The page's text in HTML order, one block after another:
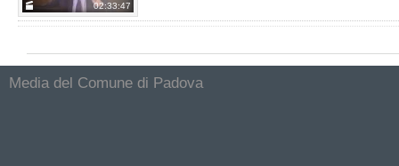
02:33:47
SEDUTA DEL 21/03/22
Seduta del 21/03/22
Media del Comune di Padova